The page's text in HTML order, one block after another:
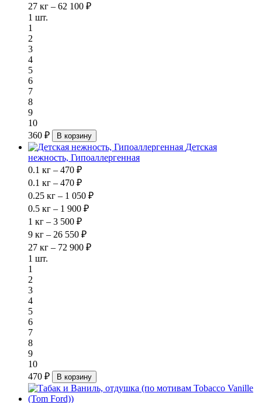
27 кг – 62 100 ₽
1 шт.
1
2
3
4
5
6
7
8
9
10
360 ₽
В корзину
Детская
нежность, Гипоаллергенная
0.1 кг – 470 ₽
0.1 кг – 470 ₽
0.25 кг – 1 050 ₽
0.5 кг – 1 900 ₽
1 кг – 3 500 ₽
9 кг – 26 550 ₽
27 кг – 72 900 ₽
1 шт.
1
2
3
4
5
6
7
8
9
10
470 ₽
В корзину